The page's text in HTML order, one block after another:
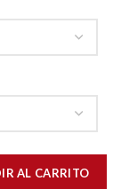
AL CARRITO